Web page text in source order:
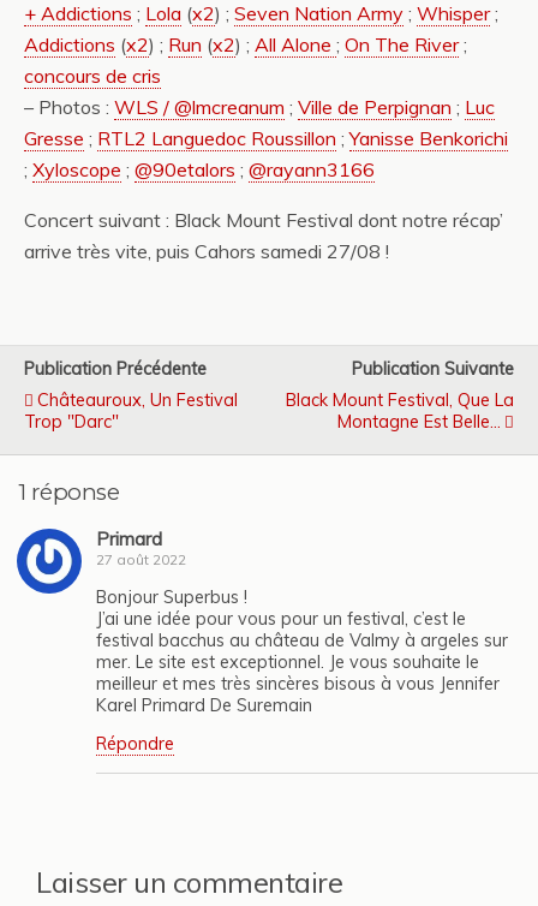
+ Addictions ; Lola (x2) ; Seven Nation Army ; Whisper;
Addictions (x2) ; Run (x2) ; All Alone ; On The River;
concours de cris
– Photos : WLS / @lmcreanum ; Ville de Perpignan ; Luc
Gresse ; RTL2 Languedoc Roussillon ;Yanisse Benkorichi
; Xyloscope ; @90etalors ; @rayann3166
Concert suivant : Black Mount Festival dont notre récap’
arrive très vite, puis Cahors samedi 27/08 !
Publication Précédente
Châteauroux, Un Festival
Trop "Darc"
Publication Suivante
Black Mount Festival, Que La
Montagne Est Belle...
1 réponse
Primard
27 août 2022
Bonjour Superbus !
J’ai une idée pour vous pour un festival, c’est le
festival bacchus au château de Valmy à argeles sur
mer. Le site est exceptionnel. Je vous souhaite le
meilleur et mes très sincères bisous à vous Jennifer
Karel Primard De Suremain
Répondre
Laisser un commentaire